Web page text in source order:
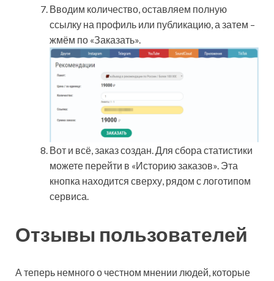
Вводим количество, оставляем полную
ссылку на профиль или публикацию, а затем –
жмём по «Заказать».
Вот и всё, заказ создан. Для сбора статистики
можете перейти в «Историю заказов». Эта
кнопка находится сверху, рядом с логотипом
сервиса.
Отзывы пользователей
А теперь немного о честном мнении людей, которые